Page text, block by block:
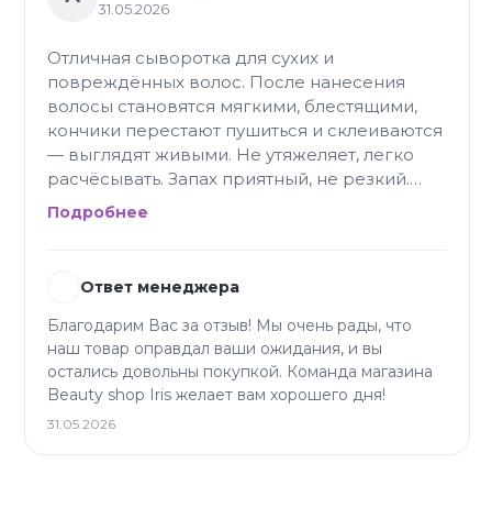
31.05.2026
Отличная сыворотка для сухих и
повреждённых волос. После нанесения
волосы становятся мягкими, блестящими,
кончики перестают пушиться и склеиваются
— выглядят живыми. Не утяжеляет, легко
расчёсывать. Запах приятный, не резкий.
Мне очень зашла.
Подробнее
Ответ менеджера
Благодарим Вас за отзыв! Мы очень рады, что
наш товар оправдал ваши ожидания, и вы
остались довольны покупкой. Команда магазина
Beauty shop Iris желает вам хорошего дня!
31.05.2026